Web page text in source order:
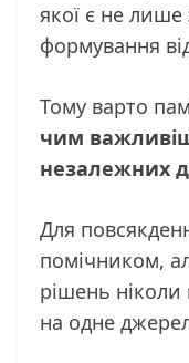
якої є не лише
формування
Тому варто
чим
незалежних
Для
помічником,
рішень
на одне